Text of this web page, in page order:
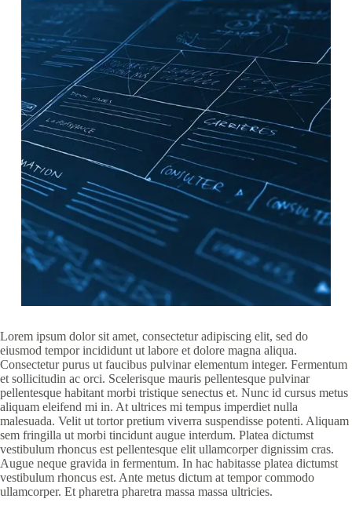
Lorem ipsum dolor sit amet, consectetur adipiscing elit, sed do
eiusmod tempor incididunt ut labore et dolore magna aliqua.
Consectetur purus ut faucibus pulvinar elementum integer. Fermentum
et sollicitudin ac orci. Scelerisque mauris pellentesque pulvinar
pellentesque habitant morbi tristique senectus et. Nunc id cursus metus
aliquam eleifend mi in. At ultrices mi tempus imperdiet nulla
malesuada. Velit ut tortor pretium viverra suspendisse potenti. Aliquam
sem fringilla ut morbi tincidunt augue interdum. Platea dictumst
vestibulum rhoncus est pellentesque elit ullamcorper dignissim cras.
Augue neque gravida in fermentum. In hac habitasse platea dictumst
vestibulum rhoncus est. Ante metus dictum at tempor commodo
ullamcorper. Et pharetra pharetra massa massa ultricies.